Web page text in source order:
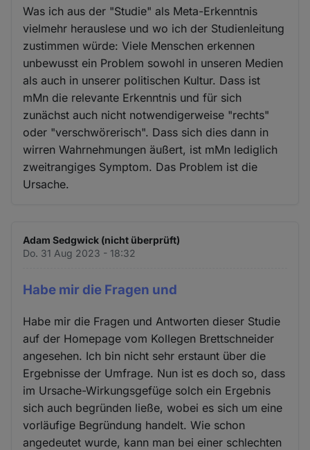
Was ich aus der "Studie" als Meta-Erkenntnis
vielmehr herauslese und wo ich der Studienleitung
zustimmen würde: Viele Menschen erkennen
unbewusst ein Problem sowohl in unseren Medien
als auch in unserer politischen Kultur. Dass ist
mMn die relevante Erkenntnis und für sich
zunächst auch nicht notwendigerweise "rechts"
oder "verschwörerisch". Dass sich dies dann in
wirren Wahrnehmungen äußert, ist mMn lediglich
zweitrangiges Symptom. Das Problem ist die
Ursache.
Adam Sedgwick (nicht überprüft)
Do. 31 Aug 2023 - 18:32
Habe mir die Fragen und
Habe mir die Fragen und Antworten dieser Studie
auf der Homepage vom Kollegen Brettschneider
angesehen. Ich bin nicht sehr erstaunt über die
Ergebnisse der Umfrage. Nun ist es doch so, dass
im Ursache-Wirkungsgefüge solch ein Ergebnis
sich auch begründen ließe, wobei es sich um eine
vorläufige Begründung handelt. Wie schon
angedeutet wurde, kann man bei einer schlechten